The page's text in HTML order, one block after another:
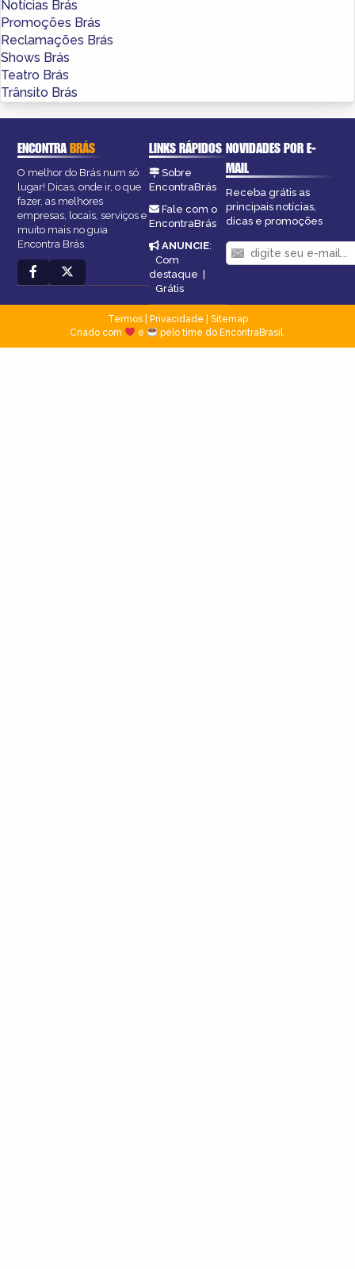
Notícias Brás
Promoções Brás
Reclamações Brás
Shows Brás
Teatro Brás
Trânsito Brás
ENCONTRABRÁS
O melhor do Brás num só
lugar! Dicas, onde ir, o que
fazer, as melhores
empresas, locais, serviços e
muito mais no guia
Encontra Brás.
LINKS RÁPIDOS
Sobre
EncontraBrás
Fale com o
EncontraBrás
ANUNCIE:
Com
destaque
Grátis
NOVIDADES POR E-
MAIL
Receba grátis as
principais notícias,
dicas e promoções
Termos| Privacidade
Sitemap
Criado com
e pelo time do EncontraBrasil